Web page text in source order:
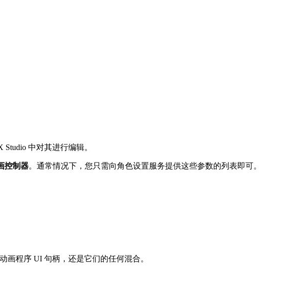
中对其进行编辑。
控制器。通常情况下，您只需向角色设置服务提供这些参数的列表即可。
画程序 UI 句柄，还是它们的任何混合。